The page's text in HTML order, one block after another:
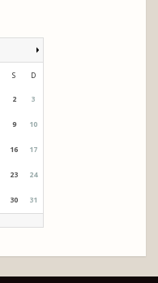
S D
2 3
9 10
16 17
23 24
30 31